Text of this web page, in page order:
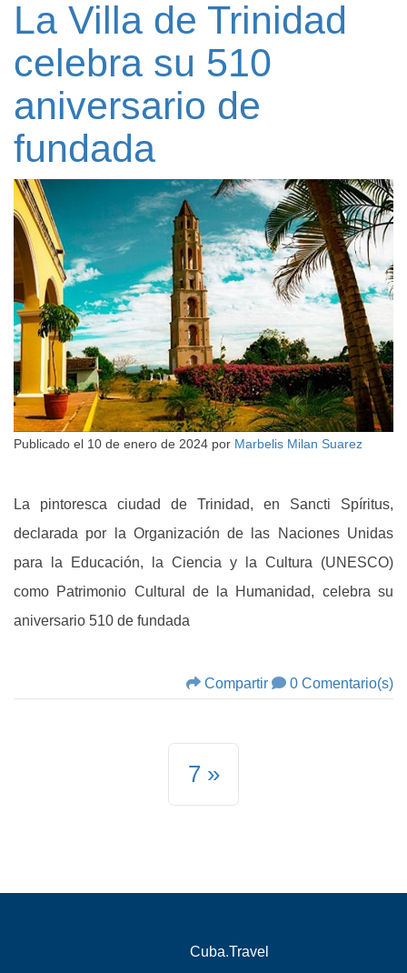
La Villa de Trinidad
celebra su 510
aniversario de
fundada
Publicado el 10 de enero de 2024 por Marbelis Milan Suarez
La pintoresca ciudad de Trinidad, en Sancti Spíritus,
declarada por la Organización de las Naciones Unidas
para la Educación, la Ciencia y la Cultura (UNESCO)
como Patrimonio Cultural de la Humanidad, celebra su
aniversario 510 de fundada
Compartir 0 Comentario(s)
7
Cuba.Travel